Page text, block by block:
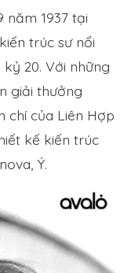
năm 1937 tại
trúc sư nổi
20. Với những
giải thưởng
chí của Liên Hợp
kế kiến trúc
Ý.